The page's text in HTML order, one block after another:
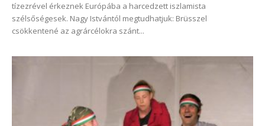
tízezrével érkeznek Európába a harcedzett iszlamista
szélsőségesek. Nagy Istvántól megtudhatjuk: Brüsszel
csökkentené az agrárcélokra szánt...